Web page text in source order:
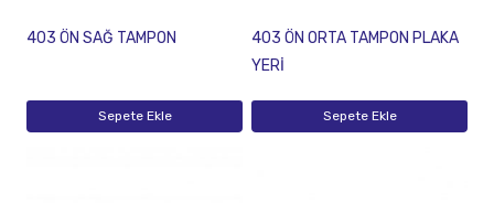
403 ÖN SAĞ TAMPON
Sepete Ekle
403 ÖN ORTA TAMPON PLAKA
YERİ
Sepete Ekle